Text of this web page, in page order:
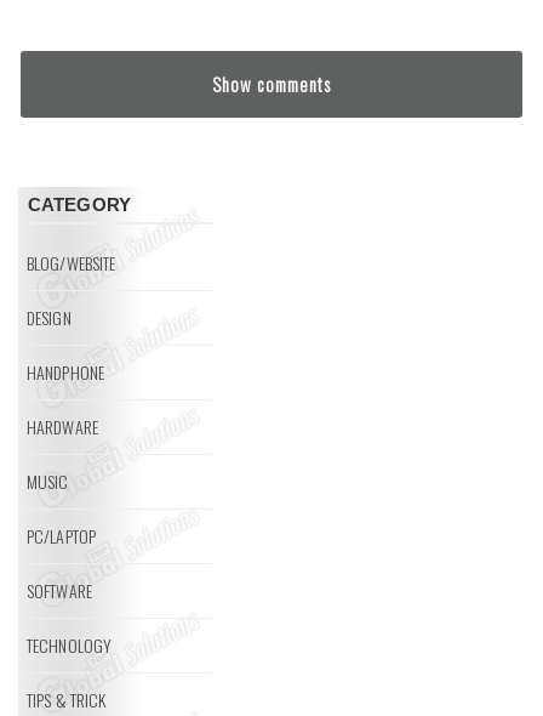
Show comments
CATEGORY
BLOG/WEBSITE
DESIGN
HANDPHONE
HARDWARE
MUSIC
PC/LAPTOP
SOFTWARE
TECHNOLOGY
TIPS & TRICK